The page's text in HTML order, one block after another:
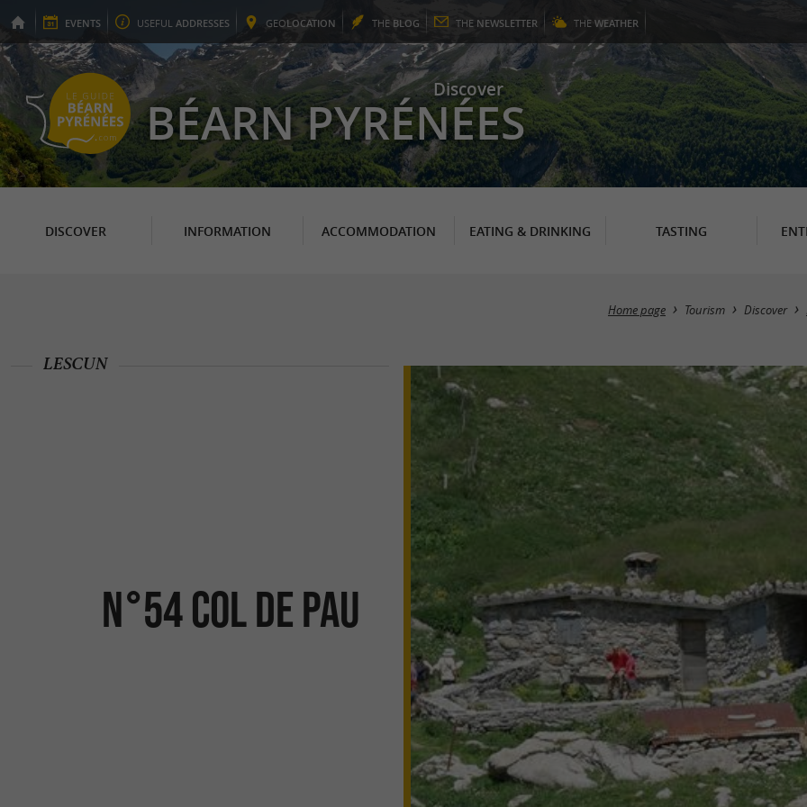
EVENTS USEFUL ADDRESSES GEOLOCATION THE BLOG THE NEWSLETTER THE WEATHER
Discover
BÉARN PYRÉNÉES
DISCOVER INFORMATION ACCOMMODATION EATING & DRINKING TASTING
Home page Tourism Discover
N°54 Col de Pau
LESCUN